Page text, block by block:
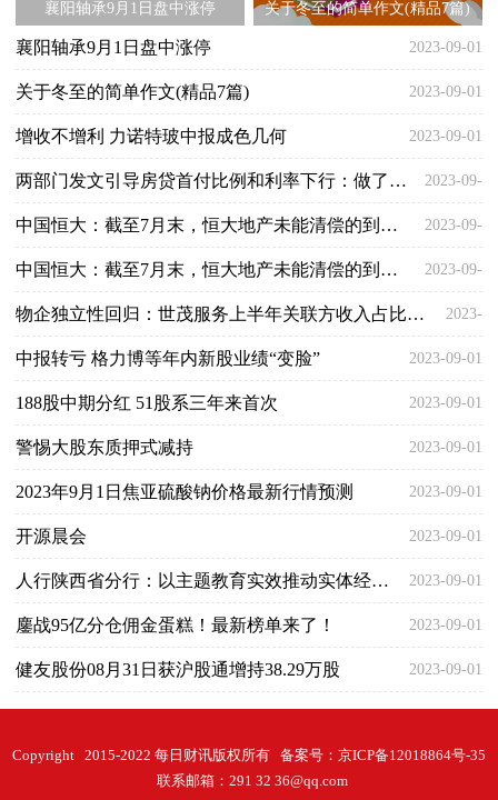
襄阳轴承9月1日盘中涨停 关于冬至的简单作文(精品7篇)
襄阳轴承9月1日盘中涨停 2023-09-01
关于冬至的简单作文(精品7篇) 2023-09-01
增收不增利 力诺特玻中报成色几何 2023-09-01
两部门发文引导房贷首付比例和利率下行：做了哪些调整，对楼市有何影响？ 2023-09-
01
中国恒大：截至7月末，恒大地产未能清偿的到期债务约2775亿元 2023-09-
01
中国恒大：截至7月末，恒大地产未能清偿的到期债务约2775亿元 2023-09-
01
物企独立性回归：世茂服务上半年关联方收入占比降至5.3% 新增第三方合约面积2635万平 2023-
09-01
中报转亏 格力博等年内新股业绩“变脸” 2023-09-01
188股中期分红 51股系三年来首次 2023-09-01
警惕大股东质押式减持 2023-09-01
2023年9月1日焦亚硫酸钠价格最新行情预测 2023-09-01
开源晨会 2023-09-01
人行陕西省分行：以主题教育实效推动实体经济高质量发展 2023-09-01
鏖战95亿分仓佣金蛋糕！最新榜单来了！ 2023-09-01
健友股份08月31日获沪股通增持38.29万股 2023-09-01
Copyright 2015-2022 每日财讯版权所有 备案号： 京ICP备12018864号-35
联系邮箱：291 32 36@qq.com